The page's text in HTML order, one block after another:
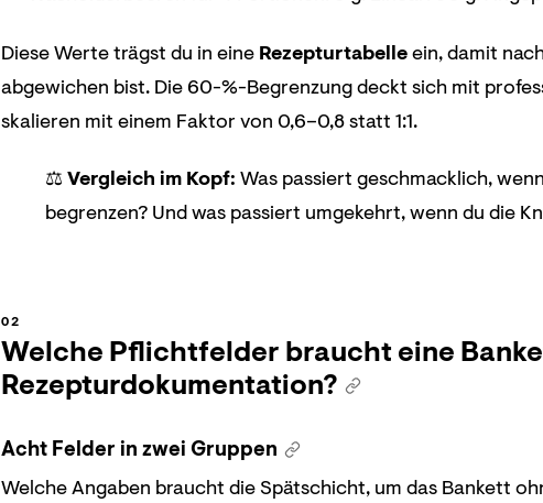
Diese Werte trägst du in eine Rezepturtabelleein, damit
abgewichen bist. Die 60-%-Begrenzung deckt sich mit
skalieren mit einem Faktor von 0,6–0,8 statt 1:1.
⚖️ Vergleich im Kopf: Was passiert geschmacklich,
begrenzen? Und was passiert umgekehrt, wenn du die
Welche Pflichtfelder braucht eine
Rezepturdokumentation?
Acht Felder in zwei Gruppen
Welche Angaben braucht die Spätschicht, um das Bankett